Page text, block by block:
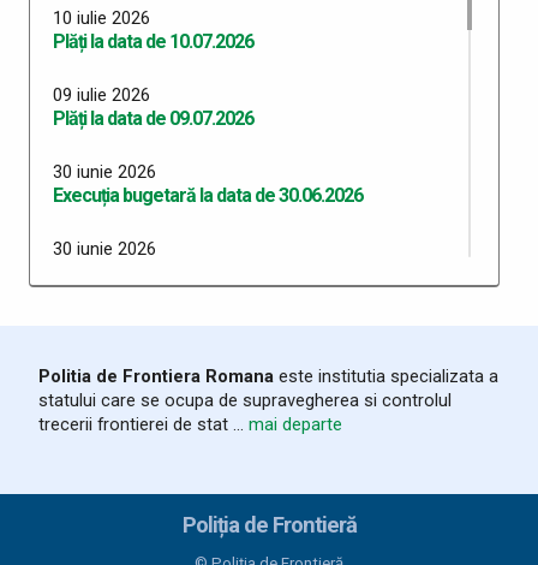
10 iulie 2026
Plăți la data de 10.07.2026
09 iulie 2026
Plăți la data de 09.07.2026
30 iunie 2026
Execuția bugetară la data de 30.06.2026
30 iunie 2026
26 iunie 2026
Plăți 26.06.2026
Politia de Frontiera Romana este institutia specializata a
statului care se ocupa de supravegherea si controlul
trecerii frontierei de stat ... mai departe
Poliția de Frontieră